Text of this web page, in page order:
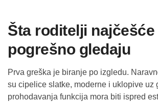
Šta roditelji najčešće
pogrešno gledaju
Prva greška je biranje po izgledu.
su cipelice slatke, moderne i uklopive uz
prohodavanja funkcija mora biti ispred